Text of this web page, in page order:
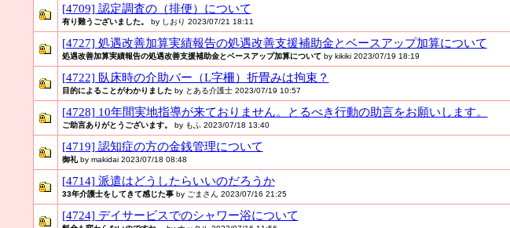
[4709] 認定調査の（排便）について
有り難うございました。 by しおり 2023/07/21 18:11
[4727] 処遇改善加算実績報告の処遇改善支援補助金とベースアップ加算について
処遇改善加算実績報告の処遇改善支援補助金とベースアップ加算についてby kikiki 2023/07/19 18:19
[4722] 臥床時の介助バー（L字柵）折畳みは拘束？
目的によることがわかりました by とある介護士 2023/07/19 10:57
[4728] 10年間実地指導が来ておりません。とるべき行動の助言をお願いします。
ご助言ありがとうございます。 by もふ 2023/07/18 13:40
[4719] 認知症の方の金銭管理について
御礼by makidai 2023/07/18 08:48
[4714] 派遣はどうしたらいいのだろうか
33年介護士をしてきて感じた事by ごまさん 2023/07/16 21:25
[4724] デイサービスでのシャワー浴について